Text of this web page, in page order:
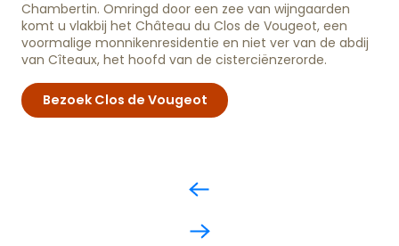
Chambertin. Omringd door een zee van wijngaarden
komt u vlakbij het Château du Clos de Vougeot, een
voormalige monnikenresidentie en niet ver van de abdij
van Cîteaux, het hoofd van de cisterciënzerorde.
Bezoek Clos de Vougeot